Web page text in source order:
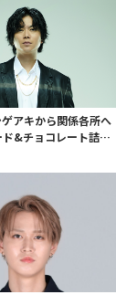
アキから関係各所へ
&チョコレート詰め